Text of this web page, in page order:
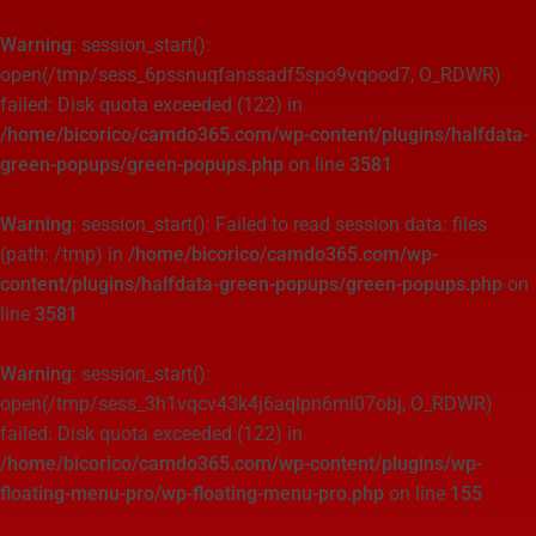
Warning: session_start():
open(/tmp/sess_6pssnuqfanssadf5spo9vqood7, O_RDWR)
failed: Disk quota exceeded (122) in
/home/bicorico/camdo365.com/wp-content/plugins/halfdata-
green-popups/green-popups.php on line 3581
Warning: session_start(): Failed to read session data: files
(path: /tmp) in /home/bicorico/camdo365.com/wp-
content/plugins/halfdata-green-popups/green-popups.php on
line 3581
Warning: session_start():
open(/tmp/sess_3h1vqcv43k4j6aqlpn6mi07obj, O_RDWR)
failed: Disk quota exceeded (122) in
/home/bicorico/camdo365.com/wp-content/plugins/wp-
floating-menu-pro/wp-floating-menu-pro.php on line 155